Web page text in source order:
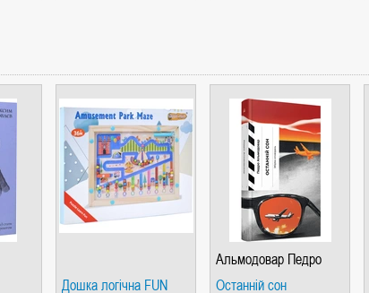
Дошка логічна FUN
Альмодовар Педро
Останній сон